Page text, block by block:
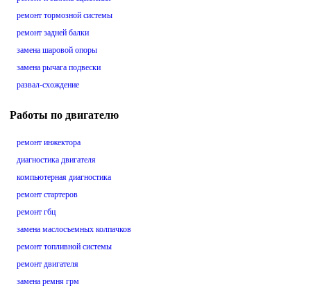
ремонт тормозной системы
ремонт задней балки
замена шаровой опоры
замена рычага подвески
развал-схождение
Работы по двигателю
ремонт инжектора
диагностика двигателя
компьютерная диагностика
ремонт стартеров
ремонт гбц
замена маслосъемных колпачков
ремонт топливной системы
ремонт двигателя
замена ремня грм